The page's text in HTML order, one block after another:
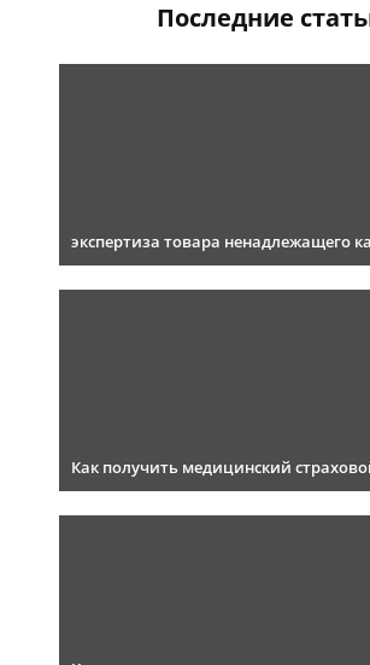
Последние
экспертиза товара ненадлежащего
Как получить медицинский